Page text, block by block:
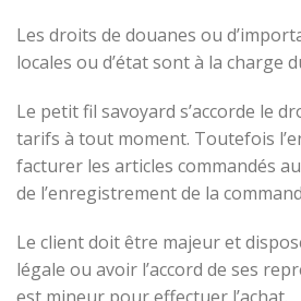
Les droits de douanes ou
locales ou d’état sont à la charge
Le petit fil savoyard s’accorde le
tarifs à tout moment. Toutefois
facturer les articles commandés
de l’enregistrement de la
Le client doit être majeur et
légale ou avoir l’accord de ses